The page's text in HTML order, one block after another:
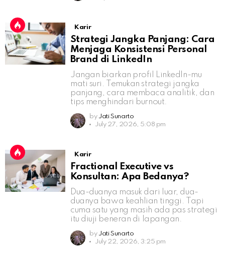
Karir
Strategi Jangka Panjang: Cara
Menjaga Konsistensi Personal
Brand di LinkedIn
Jangan biarkan profil LinkedIn-mu
mati suri. Temukan strategi jangka
panjang, cara membaca analitik, dan
tips menghindari burnout.
by Jati Sunarto
July 27, 2026, 5:08 pm
Karir
Fractional Executive vs
Konsultan: Apa Bedanya?
Dua-duanya masuk dari luar, dua-
duanya bawa keahlian tinggi. Tapi
cuma satu yang masih ada pas strategi
itu diuji beneran di lapangan.
by Jati Sunarto
July 22, 2026, 3:25 pm